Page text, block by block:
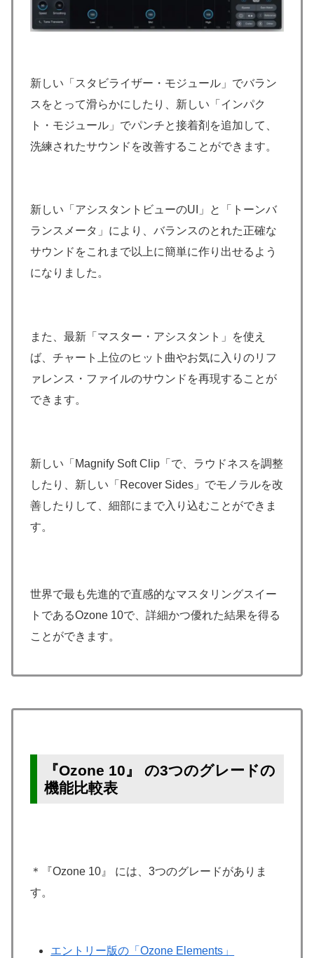
新しい「スタビライザー・モジュール」でバラン
スをとって滑らかにしたり、新しい「インパク
ト・モジュール」でパンチと接着剤を追加して、
洗練されたサウンドを改善することができます。
新しい「アシスタントビューのUI」と「トーンバ
ランスメータ」により、バランスのとれた正確な
サウンドをこれまで以上に簡単に作り出せるよう
になりました。
また、最新「マスター・アシスタント」を使え
ば、チャート上位のヒット曲やお気に入りのリフ
ァレンス・ファイルのサウンドを再現することが
できます。
新しい「Magnify Soft Clip「で、ラウドネスを調整
したり、新しい「Recover Sides」でモノラルを改
善したりして、細部にまで入り込むことができま
す。
世界で最も先進的で直感的なマスタリングスイー
トであるOzone 10で、詳細かつ優れた結果を得る
ことができます。
『Ozone 10』 の3つのグレードの
機能比較表
＊『Ozone 10』 には、3つのグレードがありま
す。
エントリー版の「Ozone Elements」